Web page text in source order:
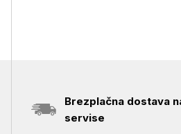
Brezplačna dostava
servise